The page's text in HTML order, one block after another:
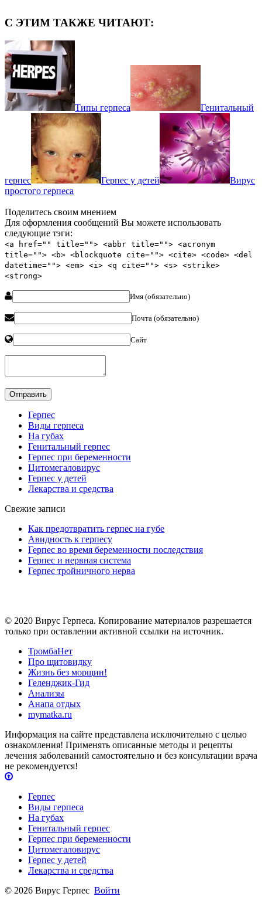
С ЭТИМ ТАКЖЕ ЧИТАЮТ:
Типы герпеса Генитальный
герпес Герпес у детей
Вирус
простого герпеса
Поделитесь своим мнением
Для оформления сообщений Вы можете использовать
следующие тэги:
<a href="" title=""> <abbr title=""> <acronym
title=""> <b> <blockquote cite=""> <cite> <code> <del
datetime=""> <em> <i> <q cite=""> <s> <strike>
<strong>
Имя (обязательно)
Почта (обязательно)
Сайт
Герпес
Виды герпеса
На губах
Генитальный герпес
Герпес при беременности
Цитомегаловирус
Герпес у детей
Лекарства и средства
Свежие записи
Как предотвратить герпес на губе
Авидность к герпесу
Герпес во время беременности последствия
Герпес и нервная система
Герпес тройничного нерва
© 2020 Вирус Герпеса. Копирование материалов разрешается
только при оставлении активной ссылки на источник.
ТромбаНет
Про щитовидку
Жизнь без морщин!
Геленджик-Гид
Анализы
Анапа отдых
mymatka.ru
Информация на сайте представлена исключительно с целью
ознакомления! Применять описанные методы и рецепты
лечения заболеваний самостоятельно и без консультации врача
не рекомендуется!
Герпес
Виды герпеса
На губах
Генитальный герпес
Герпес при беременности
Цитомегаловирус
Герпес у детей
Лекарства и средства
© 2026 Вирус Герпес Войти